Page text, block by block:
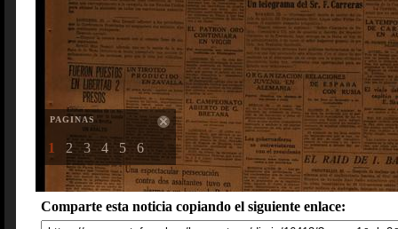
PAGINAS
1 2 3 4 5 6
Comparte esta noticia copiando el siguiente enlace: